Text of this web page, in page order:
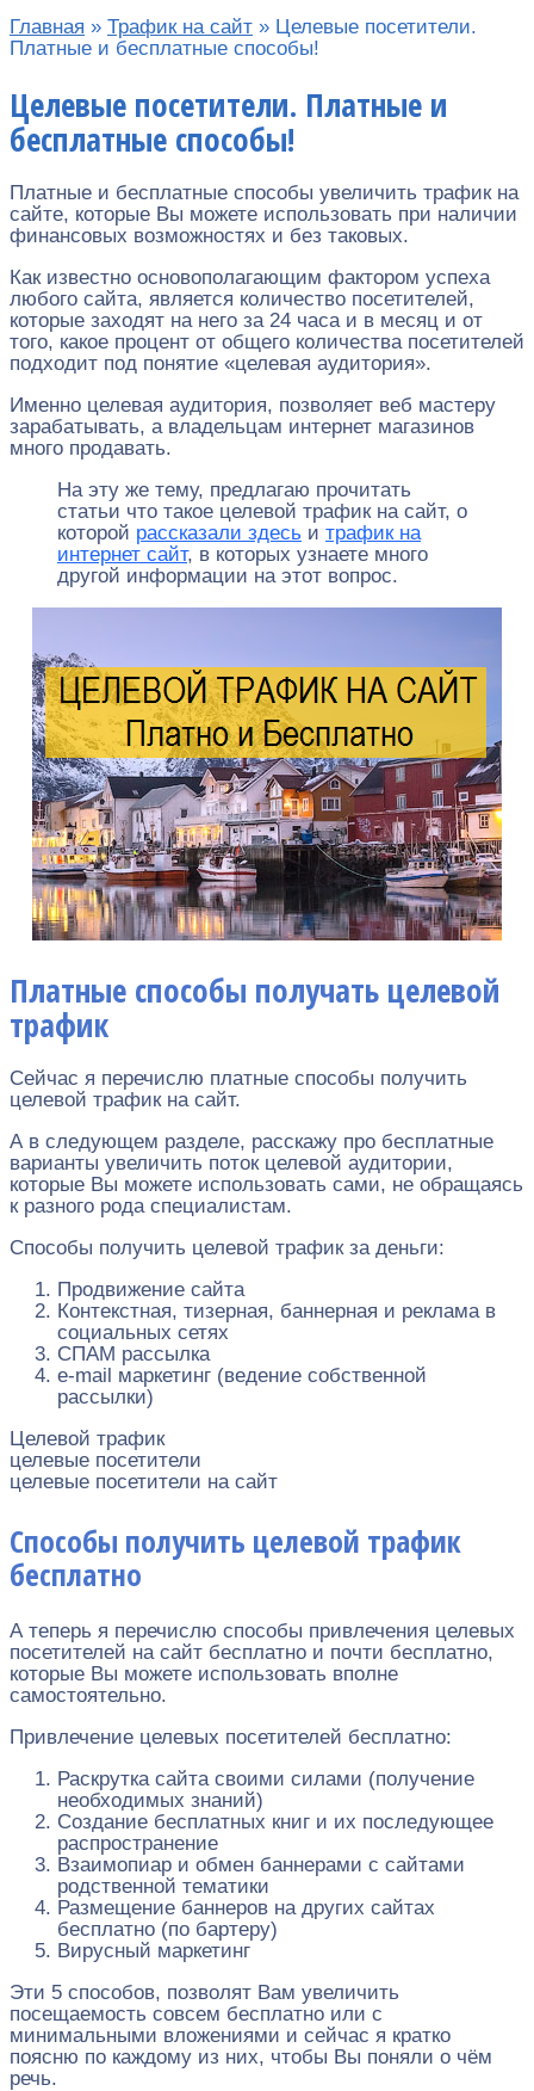
Главная » Трафик на сайт » Целевые посетители.
Платные и бесплатные способы!
Целевые посетители. Платные и
бесплатные способы!
Платные и бесплатные способы увеличить трафик на
сайте, которые Вы можете использовать при наличии
финансовых возможностях и без таковых.
Как известно основополагающим фактором успеха
любого сайта, является количество посетителей,
которые заходят на него за 24 часа и в месяц и от
того, какое процент от общего количества посетителей
подходит под понятие «целевая аудитория».
Именно целевая аудитория, позволяет веб мастеру
зарабатывать, а владельцам интернет магазинов
много продавать.
На эту же тему, предлагаю прочитать
статьи что такое целевой трафик на сайт, о
которой рассказали здесь и трафик на
интернет сайт, в которых узнаете много
другой информации на этот вопрос.
Платные способы получать целевой
трафик
Сейчас я перечислю платные способы получить
целевой трафик на сайт.
А в следующем разделе, расскажу про бесплатные
варианты увеличить поток целевой аудитории,
которые Вы можете использовать сами, не обращаясь
к разного рода специалистам.
Способы получить целевой трафик за деньги:
Продвижение сайта
Контекстная, тизерная, баннерная и реклама в
социальных сетях
СПАМ рассылка
e-mail маркетинг (ведение собственной
рассылки)
Целевой трафик
целевые посетители
целевые посетители на сайт
Способы получить целевой трафик
бесплатно
А теперь я перечислю способы привлечения целевых
посетителей на сайт бесплатно и почти бесплатно,
которые Вы можете использовать вполне
самостоятельно.
Привлечение целевых посетителей бесплатно:
Раскрутка сайта своими силами (получение
необходимых знаний)
Создание бесплатных книг и их последующее
распространение
Взаимопиар и обмен баннерами с сайтами
родственной тематики
Размещение баннеров на других сайтах
бесплатно (по бартеру)
Вирусный маркетинг
Эти 5 способов, позволят Вам увеличить
посещаемость совсем бесплатно или с
минимальными вложениями и сейчас я кратко
поясню по каждому из них, чтобы Вы поняли о чём
речь.